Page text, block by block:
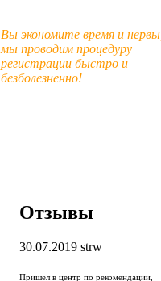
Вы экономите время и нервы,
мы проводим процедуру
регистрации быстро и
безболезненно!
Отзывы
30.07.2019 strw
Пришёл в центр по рекомендации,